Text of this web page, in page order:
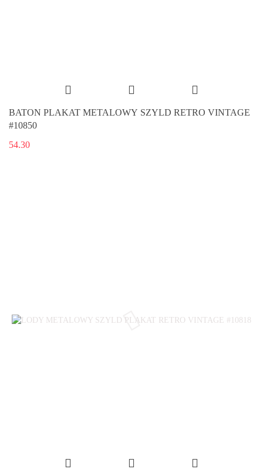
BATON PLAKAT METALOWY SZYLD RETRO VINTAGE
#10850
54.30